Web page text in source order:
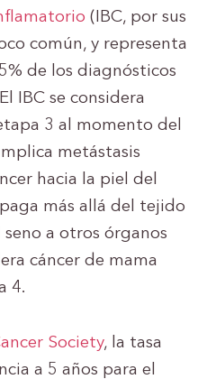
(IBC, por sus
común, y representa
de los diagnósticos
IBC se considera
3 al momento del
metástasis
hacia la piel del
más allá del tejido
a otros órganos
cáncer de mama
4.
Society, la tasa
a 5 años para el